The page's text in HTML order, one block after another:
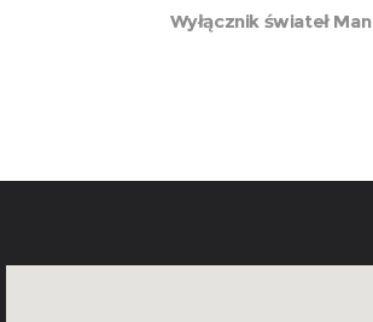
Wyłącznik świateł Man